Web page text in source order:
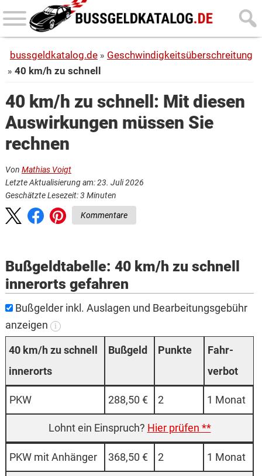
Skip
to
content
Skip
to
sidebar
bussgeldkatalog.de
Geschwindigkeitsüberschreitung
40 km/h zu schnell
40 km/h zu schnell: Mit diesen
Auswirkungen müssen Sie
rechnen
Von Mathias Voigt
Letzte Aktualisierung am: 23. Juli 2026
Geschätzte Lesezeit:3 Minuten
Kommentare
Bußgeldtabelle: 40 km/h zu schnell
innerorts gefahren
Bußgelder inkl. Auslagen und Bearbeitungsgebühr
anzeigen
i
40 km/h zu schnell
inner­orts
Buß­­geld Punk­te
Fahr­
verbot
PKW 288,50 € 2 1 Monat
Hier prüfen **
PKW mit An­hänger 368,50 € 2 1 Monat